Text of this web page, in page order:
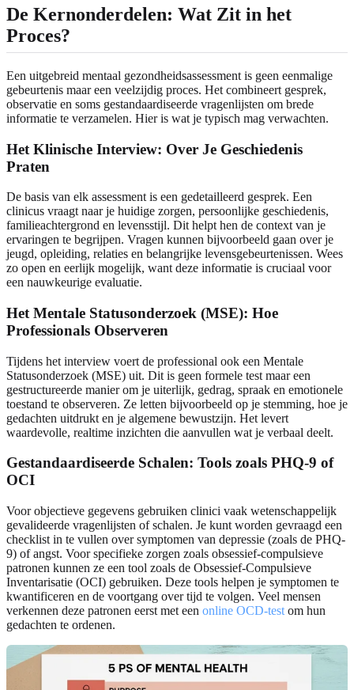
De Kernonderdelen: Wat Zit in het
Proces?
Een uitgebreid mentaal gezondheidsassessment is geen eenmalige
gebeurtenis maar een veelzijdig proces. Het combineert gesprek,
observatie en soms gestandaardiseerde vragenlijsten om brede
informatie te verzamelen. Hier is wat je typisch mag verwachten.
Het Klinische Interview: Over Je Geschiedenis
Praten
De basis van elk assessment is een gedetailleerd gesprek. Een
clinicus vraagt naar je huidige zorgen, persoonlijke geschiedenis,
familieachtergrond en levensstijl. Dit helpt hen de context van je
ervaringen te begrijpen. Vragen kunnen bijvoorbeeld gaan over je
jeugd, opleiding, relaties en belangrijke levensgebeurtenissen. Wees
zo open en eerlijk mogelijk, want deze informatie is cruciaal voor
een nauwkeurige evaluatie.
Het Mentale Statusonderzoek (MSE): Hoe
Professionals Observeren
Tijdens het interview voert de professional ook een Mentale
Statusonderzoek (MSE) uit. Dit is geen formele test maar een
gestructureerde manier om je uiterlijk, gedrag, spraak en emotionele
toestand te observeren. Ze letten bijvoorbeeld op je stemming, hoe je
gedachten uitdrukt en je algemene bewustzijn. Het levert
waardevolle, realtime inzichten die aanvullen wat je verbaal deelt.
Gestandaardiseerde Schalen: Tools zoals PHQ-9 of
OCI
Voor objectieve gegevens gebruiken clinici vaak wetenschappelijk
gevalideerde vragenlijsten of schalen. Je kunt worden gevraagd een
checklist in te vullen over symptomen van depressie (zoals de PHQ-
9) of angst. Voor specifieke zorgen zoals obsessief-compulsieve
patronen kunnen ze een tool zoals de Obsessief-Compulsieve
Inventarisatie (OCI) gebruiken. Deze tools helpen je symptomen te
kwantificeren en de voortgang over tijd te volgen. Veel mensen
verkennen deze patronen eerst met een online OCD-test om hun
gedachten te ordenen.